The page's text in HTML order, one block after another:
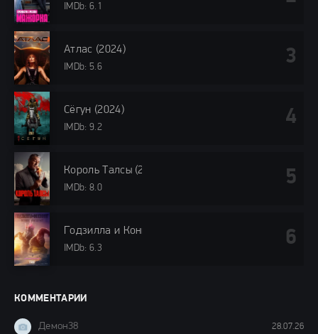
IMDb: 6.1
Атлас (2024)
IMDb: 5.6
Сёгун (2024)
IMDb: 9.2
Король Талсы (2024)
IMDb: 8.0
Годзилла и Конг: Новая империя (2024)
IMDb: 6.3
КОММЕНТАРИИ
Демон38 28.07.26